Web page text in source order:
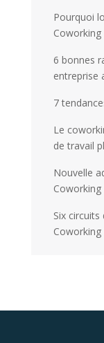
Pourquoi
Coworking
6 bonnes
entreprise
7
Le
de travail
Nouvelle
Six